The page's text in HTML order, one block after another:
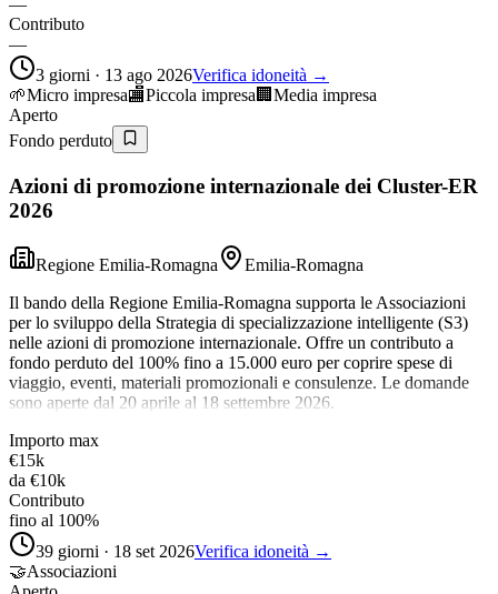
—
Contributo
—
3 giorni · 13 ago 2026Verifica idoneità →
🌱Micro impresa🏬Piccola impresa 🏢 Media impresa
Aperto
Fondo perduto
Azioni di promozione internazionale dei Cluster-ER
2026
Regione Emilia-Romagna
Emilia-Romagna
Il bando della Regione Emilia-Romagna supporta le Associazioni
per lo sviluppo della Strategia di specializzazione intelligente (S3)
nelle azioni di promozione internazionale. Offre un contributo a
fondo perduto del 100% fino a 15.000 euro per coprire spese di
viaggio, eventi, materiali promozionali e consulenze. Le domande
sono aperte dal 20 aprile al 18 settembre 2026.
Importo max
€15k
da €10k
Contributo
fino al 100%
39 giorni · 18 set 2026Verifica idoneità →
🤝Associazioni